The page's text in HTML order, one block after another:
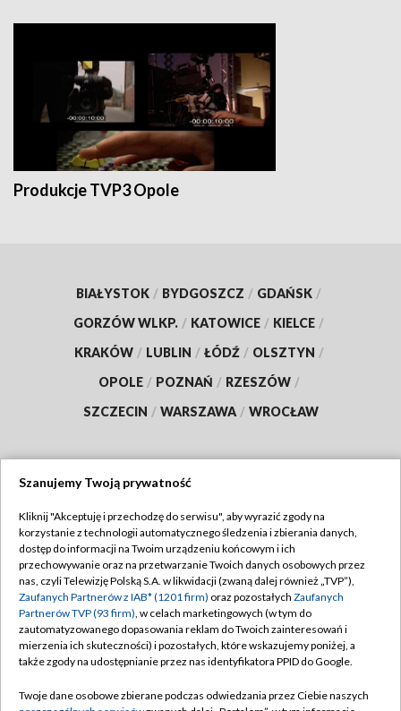
Produkcje TVP3 Opole
BIAŁYSTOK / BYDGOSZCZ / GDAŃSK /
GORZÓW WLKP. / KATOWICE / KIELCE /
KRAKÓW / LUBLIN / ŁÓDŹ / OLSZTYN /
OPOLE / POZNAŃ / RZESZÓW /
SZCZECIN / WARSZAWA / WROCŁAW
TVP
Abonament TVP
Emisja w TVP
Centrum informacji TVP
Naziemna Telewizja Cyfrowa
Regulamin TVP
Polityka prywatności
Moje zgody
Pomoc
Szanujemy Twoją prywatność
Kliknij "Akceptuję i przechodzę do serwisu", aby wyrazić zgody na
korzystanie z technologii automatycznego śledzenia i zbierania danych,
dostęp do informacji na Twoim urządzeniu końcowym i ich
przechowywanie oraz na przetwarzanie Twoich danych osobowych przez
nas, czyli Telewizję Polską S.A. w likwidacji (zwaną dalej również „TVP”),
Zaufanych Partnerów z IAB* (1201 firm) oraz pozostałych Zaufanych
Partnerów TVP (93 firm), w celach marketingowych (w tym do
zautomatyzowanego dopasowania reklam do Twoich zainteresowań i
mierzenia ich skuteczności) i pozostałych, które wskazujemy poniżej, a
także zgody na udostępnianie przez nas identyfikatora PPID do Google.
Twoje dane osobowe zbierane podczas odwiedzania przez Ciebie naszych